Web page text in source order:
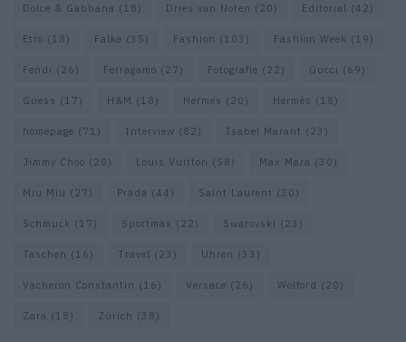
Dolce & Gabbana (18) Dries van Noten (20) Editorial (42)
Etro (18) Falke (35) Fashion (103) Fashion Week (19)
Fendi (26) Ferragamo (27) Fotografie (22) Gucci (69)
Guess (17) H&M (18) Hermes (20) Hermès (18)
homepage (71) Interview (82) Isabel Marant (23)
Jimmy Choo (20) Louis Vuitton (58) Max Mara (30)
Miu Miu (27) Prada (44) Saint Laurent (30)
Schmuck (17) Sportmax (22) Swarovski (23)
Taschen (16) Travel (23) Uhren (33)
Vacheron Constantin (16) Versace (26) Wolford (20)
Zara (18) Zürich (38)